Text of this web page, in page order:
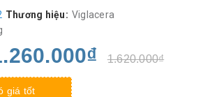
Thương hiệu: Viglacera
1.620.000₫
giá tốt